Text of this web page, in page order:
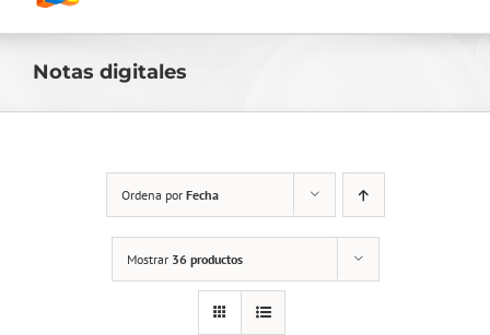
Notas digitales
Ordena por Fecha
Mostrar 36 productos